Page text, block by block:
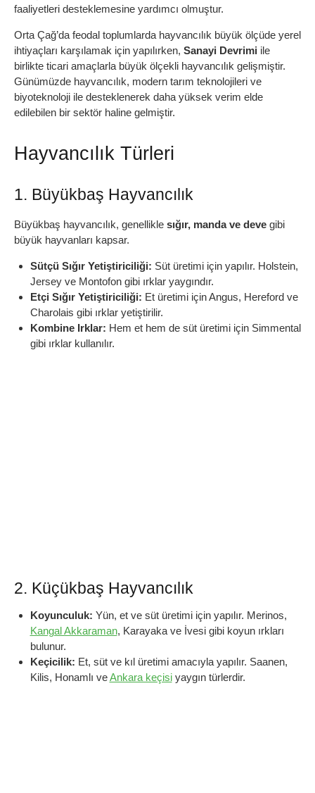
faaliyetleri desteklemesine yardımcı olmuştur.
Orta Çağ’da feodal toplumlarda hayvancılık büyük ölçüde yerel
ihtiyaçları karşılamak için yapılırken, Sanayi Devrimi ile
birlikte ticari amaçlarla büyük ölçekli hayvancılık gelişmiştir.
Günümüzde hayvancılık, modern tarım teknolojileri ve
biyoteknoloji ile desteklenerek daha yüksek verim elde
edilebilen bir sektör haline gelmiştir.
Hayvancılık Türleri
1. Büyükbaş Hayvancılık
Büyükbaş hayvancılık, genellikle sığır, manda ve deve gibi
büyük hayvanları kapsar.
Sütçü Sığır Yetiştiriciliği: Süt üretimi için yapılır. Holstein,
Jersey ve Montofon gibi ırklar yaygındır.
Etçi Sığır Yetiştiriciliği: Et üretimi için Angus, Hereford ve
Charolais gibi ırklar yetiştirilir.
Kombine Irklar: Hem et hem de süt üretimi için Simmental
gibi ırklar kullanılır.
2. Küçükbaş Hayvancılık
Koyunculuk: Yün, et ve süt üretimi için yapılır. Merinos,
Kangal Akkaraman, Karayaka ve İvesi gibi koyun ırkları
bulunur.
Keçicilik: Et, süt ve kıl üretimi amacıyla yapılır. Saanen,
Kilis, Honamlı veAnkara keçisiyaygın türlerdir.